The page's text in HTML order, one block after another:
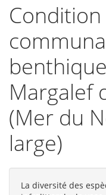
Margalef
(Mer du
large)
La diversité des